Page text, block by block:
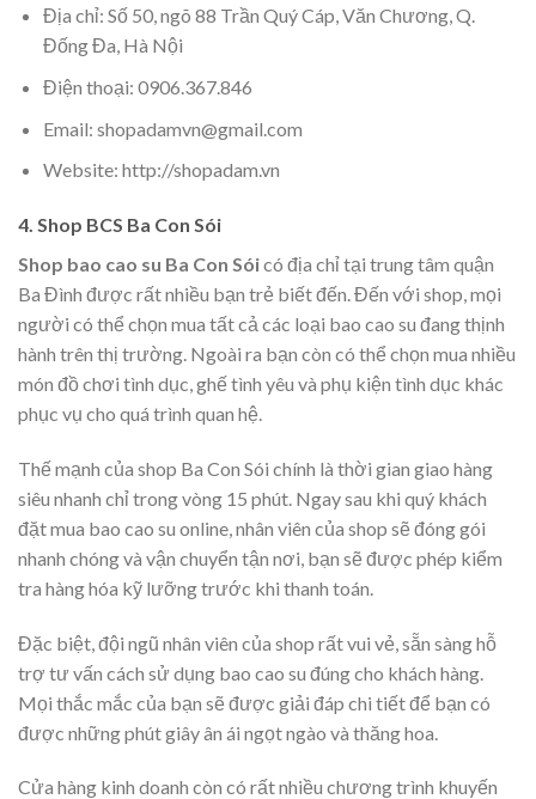
Địa chỉ: Số 50, ngõ 88 Trần Quý Cáp, Văn Chương, Q.
Đống Đa, Hà Nội
Điện thoại: 0906.367.846
Email: shopadamvn@gmail.com
Website: http://shopadam.vn
4. Shop BCS Ba Con Sói
Shop bao cao su Ba Con Sóicó địa chỉ tại trung tâm quận
Ba Đình được rất nhiều bạn trẻ biết đến. Đến với shop, mọi
người có thể chọn mua tất cả các loại bao cao su đang thịnh
hành trên thị trường. Ngoài ra bạn còn có thể chọn mua nhiều
món đồ chơi tình dục, ghế tình yêu và phụ kiện tình dục khác
phục vụ cho quá trình quan hệ.
Thế mạnh của shop Ba Con Sói chính là thời gian giao hàng
siêu nhanh chỉ trong vòng 15 phút. Ngay sau khi quý khách
đặt mua bao cao su online, nhân viên của shop sẽ đóng gói
nhanh chóng và vận chuyển tận nơi, bạn sẽ được phép kiểm
tra hàng hóa kỹ lưỡng trước khi thanh toán.
Đặc biệt, đội ngũ nhân viên của shop rất vui vẻ, sẵn sàng hỗ
trợ tư vấn cách sử dụng bao cao su đúng cho khách hàng.
Mọi thắc mắc của bạn sẽ được giải đáp chi tiết để bạn có
được những phút giây ân ái ngọt ngào và thăng hoa.
Cửa hàng kinh doanh còn có rất nhiều chương trình khuyến